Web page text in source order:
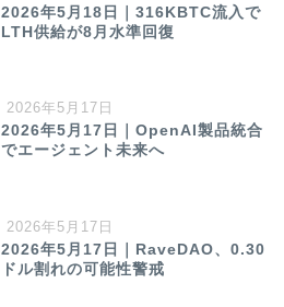
2026年5月18日｜316KBTC流入で
LTH供給が8月水準回復
2026年5月17日
2026年5月17日｜OpenAI製品統合
でエージェント未来へ
2026年5月17日
2026年5月17日｜RaveDAO、0.30
ドル割れの可能性警戒